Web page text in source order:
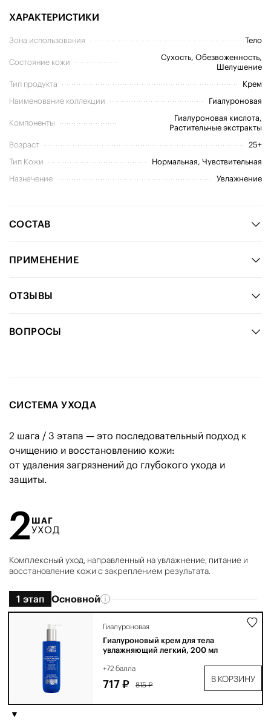
ХАРАКТЕРИСТИКИ
Зона использования Тело
Состояние кожи
Сухость, Обезвоженность,
Шелушение
Тип продукта
Крем
Наименование коллекции
Гиалуроновая
Компоненты
Гиалуроновая кислота,
Растительные экстракты
Возраст
25+
Тип Кожи
Нормальная, Чувствительная
Назначение
Увлажнение
СОСТАВ
ПРИМЕНЕНИЕ
ОТЗЫВЫ
ВОПРОСЫ
СИСТЕМА УХОДА
2 шага / 3 этапа — это последовательный подход к
очищению и восстановлению кожи:
от удаления загрязнений до глубокого ухода и
защиты.
2 ШАГ
УХОД
Комплексный уход, направленный на увлажнение, питание и
восстановление кожи с закреплением результата.
1 этап Основной
Гиалуроновая
Гиалуроновый крем для тела
увлажняющий легкий, 200 мл
+72 балла
717 ₽ 815 ₽
В КОРЗИНУ